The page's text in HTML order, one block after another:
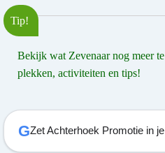
Tip!
Bekijk wat Zevenaar nog meer
plekken, activiteiten en tips!
GZet Achterhoek Promotie in